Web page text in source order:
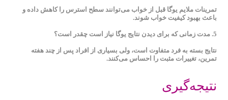
تمرینات ملایم یوگا قبل از خواب می‌توانند سطح استرس را کاهش داده و
باعث بهبود کیفیت خواب شوند.
5. مدت زمانی که برای دیدن نتایج یوگا نیاز است چقدر است؟
نتایج بسته به فرد متفاوت است، ولی بسیاری از افراد پس از چند هفته
تمرین، تغییرات مثبت را احساس می‌کنند.
نتیجه‌گیری